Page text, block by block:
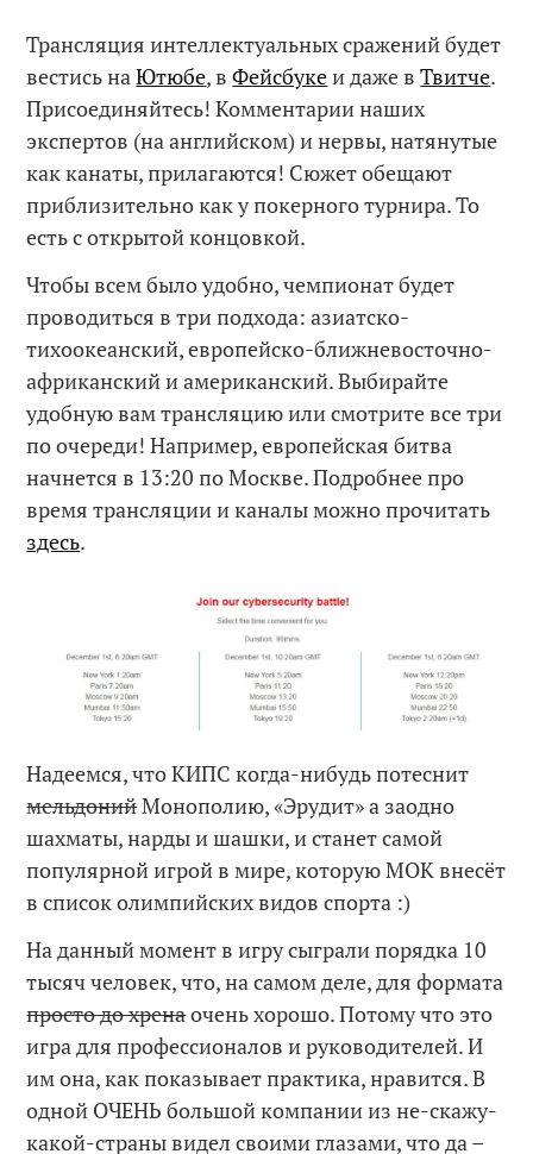
Трансляция интеллектуальных сражений будет
вестись наЮтюбе, вФейсбукеи даже вТвитче.
Присоединяйтесь! Комментарии наших
экспертов (на английском) и нервы, натянутые
как канаты, прилагаются! Сюжет обещают
приблизительно как у покерного турнира. То
есть с открытой концовкой.
Чтобы всем было удобно, чемпионат будет
проводиться в три подхода: азиатско-
тихоокеанский, европейско-ближневосточно-
африканский и американский. Выбирайте
удобную вам трансляцию или смотрите все три
по очереди! Например, европейская битва
начнется в 13:20 по Москве. Подробнее про
время трансляции и каналы можно прочитать
здесь.
Надеемся, что КИПС когда-нибудь потеснит
мельдонийМонополию, «Эрудит» а заодно
шахматы, нарды и шашки, и станет самой
популярной игрой в мире, которую МОК внесёт
в список олимпийских видов спорта :)
На данный момент в игру сыграли порядка 10
тысяч человек, что, на самом деле, для формата
просто до хренаочень хорошо. Потому что это
игра для профессионалов и руководителей. И
им она, как показывает практика, нравится. В
одной ОЧЕНЬ большой компании из не-скажу-
какой-страны видел своими глазами, что да –